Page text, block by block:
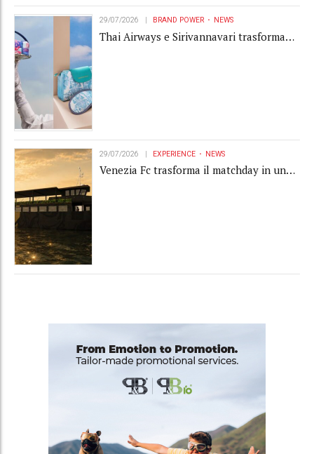
29/07/2026 BRAND POWER NEWS
Thai Airways e Sirivannavari trasformano
29/07/2026 EXPERIENCE NEWS
Venezia Fc trasforma il matchday in una